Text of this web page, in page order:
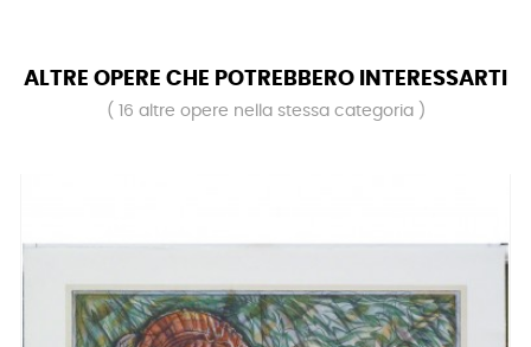
ALTRE OPERE CHE POTREBBERO INTERESSARTI
( 16 altre opere nella stessa categoria )